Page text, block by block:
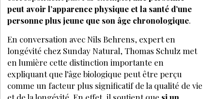
peut avoir l’apparence physique et la santé d’une
personne plus jeune que son âge chronologique.
En conversation avec Nils Behrens, expert en
longévité chez Sunday Natural, Thomas Schulz met
en lumière cette distinction importante en
expliquant que l’âge biologique peut être perçu
comme un facteur plus significatif de la qualité de vie